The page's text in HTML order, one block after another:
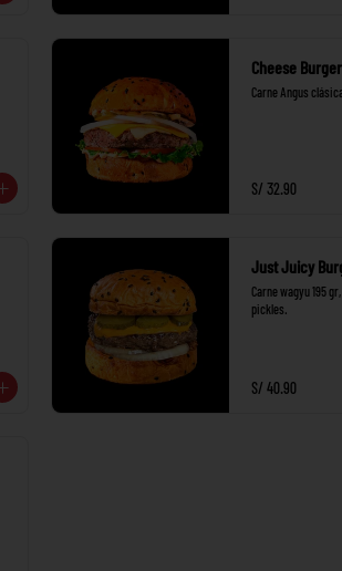
Cheese Burger
Carne Angus
S/ 32.90
Just Juicy
Carne wagyu 195
pickles.
S/ 40.90